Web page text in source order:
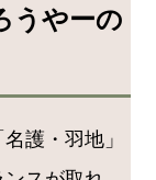
うやーの
護・羽地」